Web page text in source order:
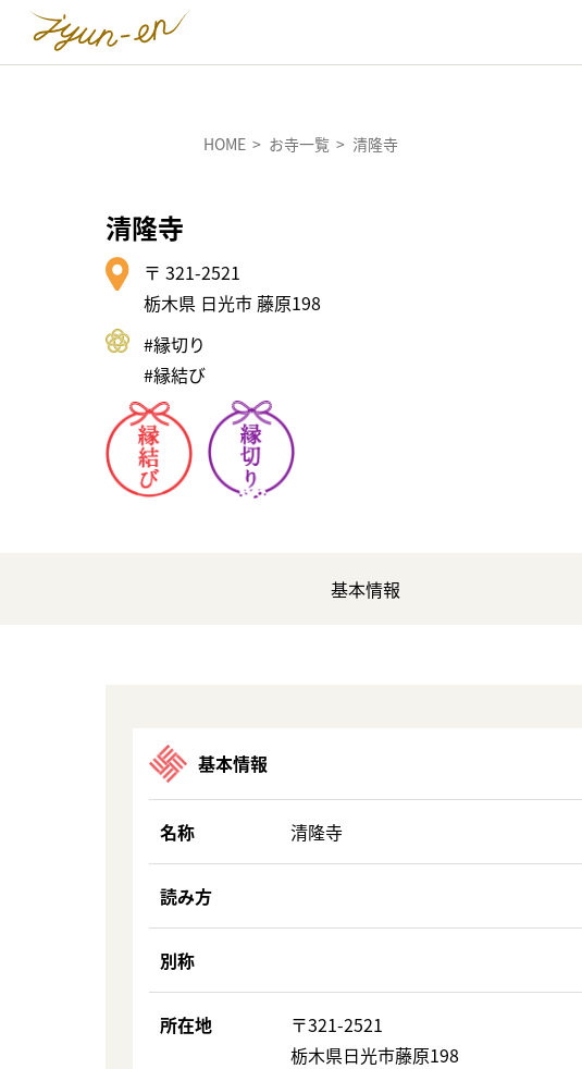
HOME お寺一覧 清隆寺
清隆寺
〒 321-2521
栃木県 日光市 藤原198
#縁切り
#縁結び
基本情報
基本情報
名称 清隆寺
読み方
別称
所在地
〒321-2521
栃木県日光市藤原198